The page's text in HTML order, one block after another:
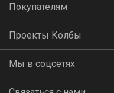
Покупателям
Проекты Колбы
Мы в соцсетях